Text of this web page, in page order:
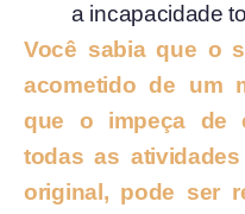
a incapacidade
Você sabia que o
acometido de um
que o impeça de
todas as
original, pode ser